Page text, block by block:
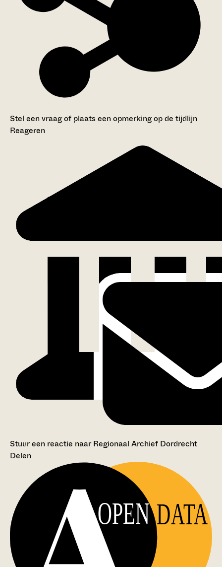
Stel een vraag of plaats een opmerking op de tijdlijn
Reageren
Stuur een reactie naar Regionaal Archief Dordrecht
Delen
OPEN DATA